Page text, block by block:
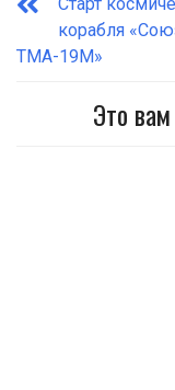
корабля
ТМА-19М»
Это